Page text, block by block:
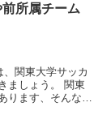
所属チーム
関東大学サッカ
ましょう。 関東
ります、そんな中